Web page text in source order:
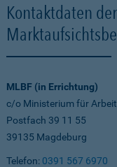
Kontaktdaten
MLBF (in Errichtung)
c/o Ministerium für
Postfach 39 11 55
39135 Magdeburg
Telefon: 0391 567 6970